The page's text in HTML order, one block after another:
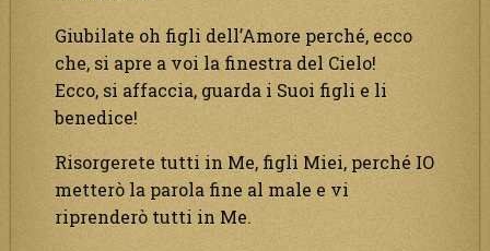
Giubilate oh figli dell’Amore perché, ecco
che, si apre a voi la finestra del Cielo!
Ecco, si affaccia, guarda i Suoi figli e li
benedice!
Risorgerete tutti in Me, figli Miei, perché IO
metterò la parola fine al male e vi
riprenderò tutti in Me.